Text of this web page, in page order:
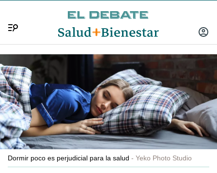
INICIAR
Dormir poco es perjudicial para la salud Yeko Photo Studio